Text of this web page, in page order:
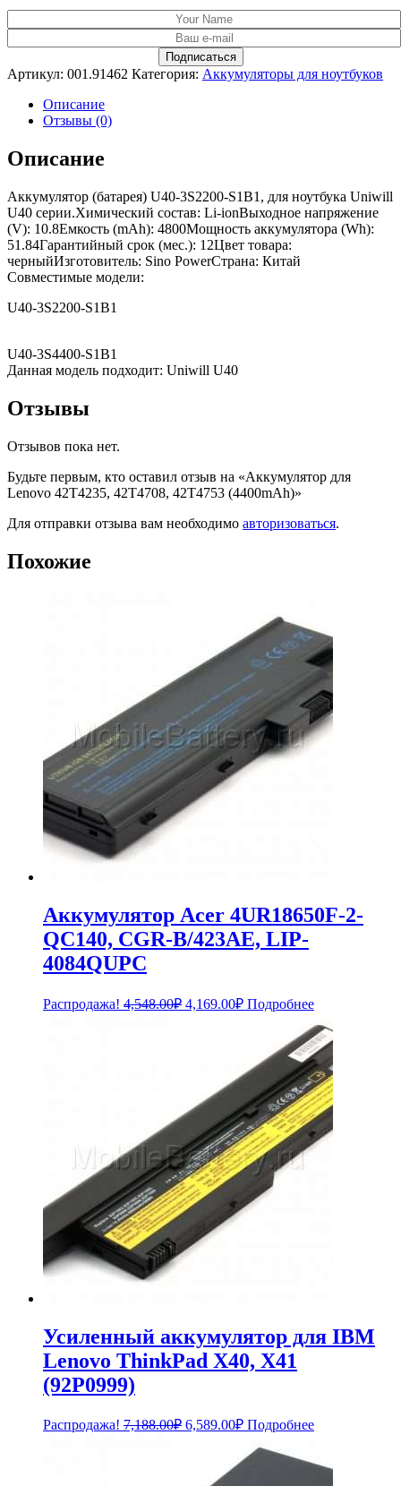
Артикул: 001.91462 Категория: Аккумуляторы для ноутбуков
Описание
Отзывы (0)
Описание
Аккумулятор (батарея) U40-3S2200-S1B1, для ноутбука Uniwill
U40 серии.Химический состав: Li-ionВыходное напряжение
(V): 10.8Емкость (mAh): 4800Мощность аккумулятора (Wh):
51.84Гарантийный срок (мес.): 12Цвет товара:
черныйИзготовитель: Sino PowerСтрана: Китай
Совместимые модели:
U40-3S2200-S1B1
U40-3S4400-S1B1
Данная модель подходит: Uniwill U40
Отзывы
Отзывов пока нет.
Будьте первым, кто оставил отзыв на «Аккумулятор для
Lenovo 42T4235, 42T4708, 42T4753 (4400mAh)»
Для отправки отзыва вам необходимо авторизоваться.
Похожие
Аккумулятор Acer 4UR18650F-2-
QC140, CGR-B/423AE, LIP-
4084QUPC
Распродажа! 4,548.00₽ Первоначальная
4,169.00₽Текущая
цена:
4,169.00₽.
Подробнее
Усиленный аккумулятор для IBM
Lenovo ThinkPad X40, X41
(92P0999)
Распродажа! 7,188.00₽ Первоначальная
составляла
7,188.00₽.
6,589.00₽Текущая
6,589.00₽.
Подробнее